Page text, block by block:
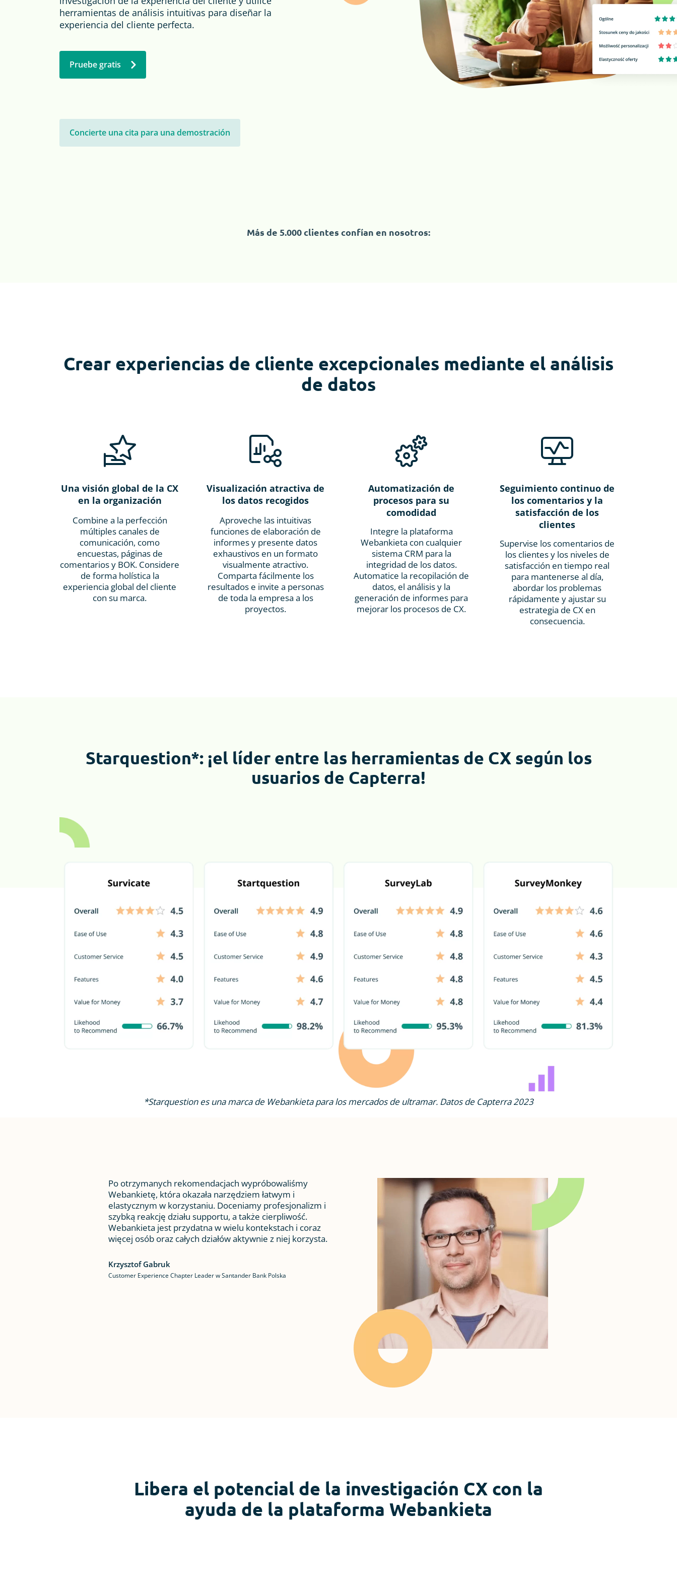
Evaluación del sitio web
herramientas de análisis intuitivas para diseñar la
experiencia del cliente perfecta.
Pruebe gratis
Concierte una cita para una demostración
Más de 5.000 clientes confían en nosotros:
Crear experiencias de cliente excepcionales mediante el análisis
de datos
Una visión global de la CX
en la organización
Combine a la perfección
múltiples canales de
comunicación, como
encuestas, páginas de
comentarios y BOK. Considere
de forma holística la
experiencia global del cliente
con su marca.
Visualización atractiva de
los datos recogidos
Aproveche las intuitivas
funciones de elaboración de
informes y presente datos
exhaustivos en un formato
visualmente atractivo.
Comparta fácilmente los
resultados e invite a personas
de toda la empresa a los
proyectos.
Automatización de
procesos para su
comodidad
Integre la plataforma
Webankieta con cualquier
sistema CRM para la
integridad de los datos.
Automatice la recopilación de
datos, el análisis y la
generación de informes para
mejorar los procesos de CX.
Seguimiento continuo de
los comentarios y la
satisfacción de los
clientes
Supervise los comentarios de
los clientes y los niveles de
satisfacción en tiempo real
para mantenerse al día,
abordar los problemas
rápidamente y ajustar su
estrategia de CX en
consecuencia.
Starquestion*: ¡el líder entre las herramientas de CX según los
usuarios de Capterra!
*Starquestion es una marca de Webankieta para los mercados de ultramar. Datos de Capterra2023
Po otrzymanych rekomendacjach wypróbowaliśmy
Webankietę, która okazała narzędziem łatwym i
elastycznym w korzystaniu. Doceniamy profesjonalizm i
szybką reakcję działu supportu, a także cierpliwość.
Webankieta jest przydatna w wielu kontekstach i coraz
więcej osób oraz całych działów aktywnie z niej korzysta.
Krzysztof Gabruk
Customer Experience Chapter Leader w Santander Bank Polska
Libera el potencial de la investigación CX con la
ayuda de la plataforma Webankieta